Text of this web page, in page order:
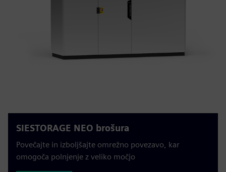
SIESTORAGE NEO brošura
Povečajte in izboljšajte omrežno povezavo, kar
omogoča polnjenje z veliko močjo